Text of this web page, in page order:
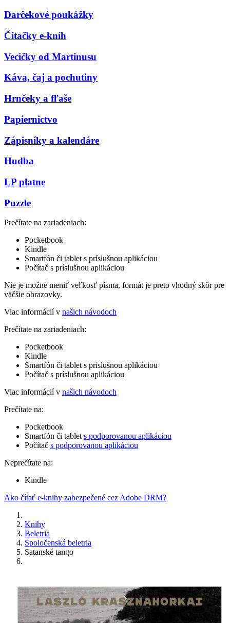
Darčekové poukážky
Čítačky e-kníh
Vecičky od Martinusu
Káva, čaj a pochutiny
Hrnčeky a fľaše
Papiernictvo
Zápisníky a kalendáre
Hudba
LP platne
Puzzle
Prečítate na zariadeniach:
Pocketbook
Kindle
Smartfón či tablet s príslušnou aplikáciou
Počítač s príslušnou aplikáciou
Nie je možné meniť veľkosť písma, formát je preto vhodný skôr pre
väčšie obrazovky.
Viac informácií v našich návodoch
Prečítate na zariadeniach:
Pocketbook
Kindle
Smartfón či tablet s príslušnou aplikáciou
Počítač s príslušnou aplikáciou
Viac informácií v našich návodoch
Prečítate na:
Pocketbook
Smartfón či tablet s podporovanou aplikáciou
Počítač s podporovanou aplikáciou
Neprečítate na:
Kindle
Ako čítať e-knihy zabezpečené cez Adobe DRM?
Knihy
Beletria
Spoločenská beletria
Satanské tango